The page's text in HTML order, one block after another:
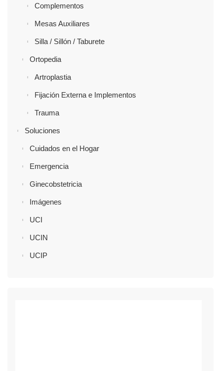
Complementos
Mesas Auxiliares
Silla / Sillón / Taburete
Ortopedia
Artroplastia
Fijación Externa e Implementos
Trauma
Soluciones
Cuidados en el Hogar
Emergencia
Ginecobstetricia
Imágenes
UCI
UCIN
UCIP